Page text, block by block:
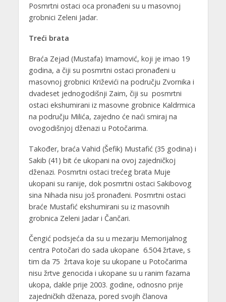
Posmrtni ostaci oca pronađeni su u masovnoj
grobnici Zeleni Jadar.
Treći brata
Braća Zejad (Mustafa) Imamović, koji je imao 19
godina, a čiji su posmrtni ostaci pronađeni u
masovnoj grobnici Križevići na području Zvornika i
dvadeset jednogodišnji Zaim, čiji su posmrtni
ostaci ekshumirani iz masovne grobnice Kaldrmica
na području Milića, zajedno će naći smiraj na
ovogodišnjoj dženazi u Potočarima.
Također, braća Vahid (Šefik) Mustafić (35 godina) i
Sakib (41) bit će ukopani na ovoj zajedničkoj
dženazi. Posmrtni ostaci trećeg brata Muje
ukopani su ranije, dok posmrtni ostaci Sakibovog
sina Nihada nisu još pronađeni. Posmrtni ostaci
braće Mustafić ekshumirani su iz masovnih
grobnica Zeleni Jadar i Čančari.
Čengić podsjeća da su u mezarju Memorijalnog
centra Potočari do sada ukopane 6.504 žrtave, s
tim da 75 žrtava koje su ukopane u Potočarima
nisu žrtve genocida i ukopane su u ranim fazama
ukopa, dakle prije 2003. godine, odnosno prije
zajedničkih dženaza, pored svojih članova